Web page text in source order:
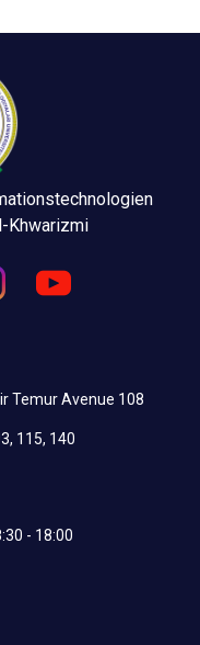
Khwarizmi
Temur Avenue 108
115, 140
- 18:00